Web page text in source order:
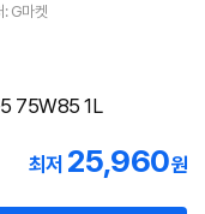
: G마켓
5 75W85 1L
최저 25,960원